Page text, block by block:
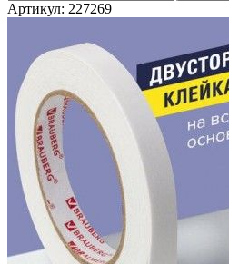
Артикул: 227269